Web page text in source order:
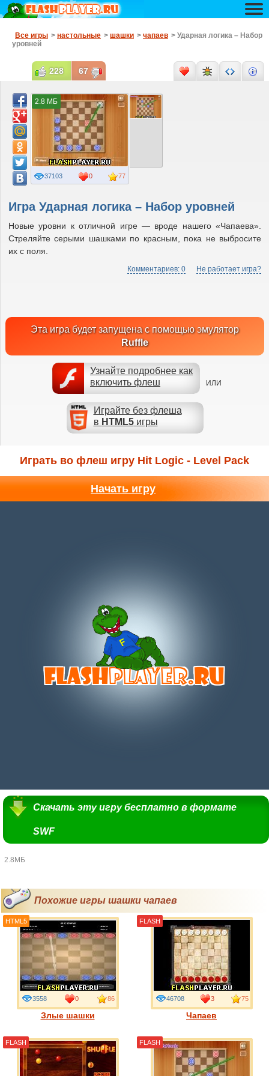
Все игры > настольные > шашки > чапаев > Ударная логика – Набор
уровней
Игра Ударная логика – Набор уровней
Новые уровни к отличной игре — вроде нашего «Чапаева».
Стреляйте серыми шашками по красным, пока не выбросите
их с поля.
Комментариев: 0 Не работает игра?
Эта игра будет запущена с помощью эмулятор
Ruffle
Узнайте подробнее как
включить флеш
ИЛИ
Играйте без флеша
в HTML5игры
77
37103 0
2.8 МБ
228 67
Играть во флеш игру Hit Logic - Level Pack
Начать игру
Скачать эту игру бесплатно в формате
SWF
2.8МБ
Похожие игры шашки чапаев
Злые шашки
3558 0 86
HTML5
Чапаев
46708 3 75
FLASH
FLASH FLASH